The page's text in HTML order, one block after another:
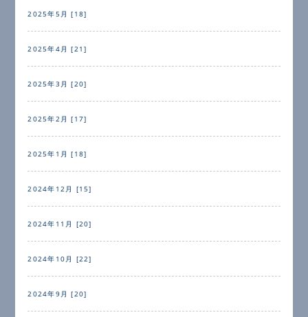
2025年5月 [18]
2025年4月 [21]
2025年3月 [20]
2025年2月 [17]
2025年1月 [18]
2024年12月 [15]
2024年11月 [20]
2024年10月 [22]
2024年9月 [20]